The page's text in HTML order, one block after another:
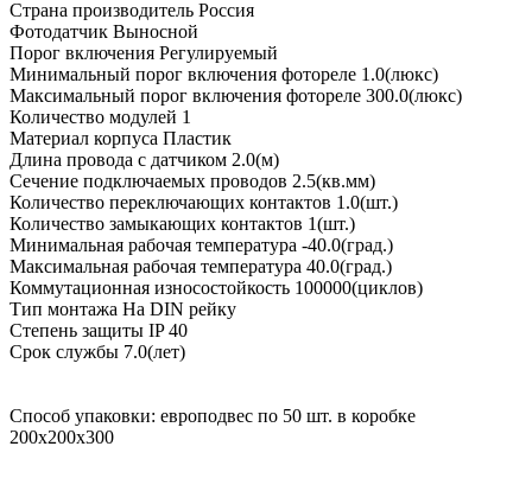
Страна производитель Россия
Фотодатчик Выносной
Порог включения Регулируемый
Минимальный порог включения фотореле 1.0(люкс)
Максимальный порог включения фотореле 300.0(люкс)
Количество модулей 1
Материал корпуса Пластик
Длина провода с датчиком 2.0(м)
Сечение подключаемых проводов 2.5(кв.мм)
Количество переключающих контактов 1.0(шт.)
Количество замыкающих контактов 1(шт.)
Минимальная рабочая температура -40.0(град.)
Максимальная рабочая температура 40.0(град.)
Коммутационная износостойкость 100000(циклов)
Тип монтажа На DIN рейку
Степень защиты IP 40
Срок службы 7.0(лет)
Способ упаковки: европодвес по 50 шт. в коробке
200х200х300